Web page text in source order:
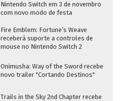
Nintendo Switch em 3 de novembro
com novo modo de festa
Fire Emblem: Fortune’s Weave
receberá suporte a controles de
mouse no Nintendo Switch 2
Onimusha: Way of the Sword recebe
novo trailer "Cortando Destinos"
Trails in the Sky 2nd Chapter recebe